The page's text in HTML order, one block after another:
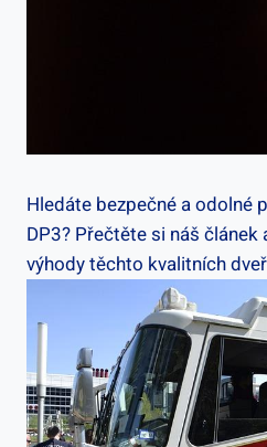
Hledáte bezpečné a odolné
DP3? Přečtěte si náš
výhody těchto kvalitních